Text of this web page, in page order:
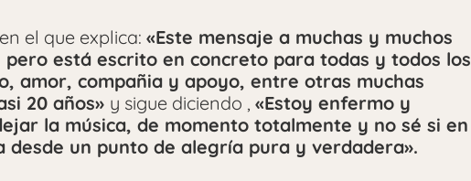
el que explica: «Este mensaje a muchas y muchos
está escrito en concreto para todas y todos los
amor, compañia y apoyo, entre otras muchas
20 años» y sigue diciendo , «Estoy enfermo y
la música, de momento totalmente y no sé si en
un punto de alegría pura y verdadera».